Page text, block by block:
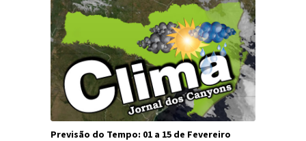
Previsão do Tempo: 01 a 15 de Fevereiro